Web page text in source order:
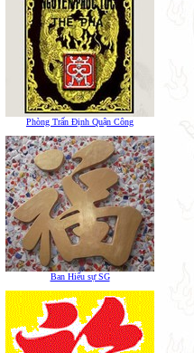
Phòng Trấn Định Quận Công
Ban Hiếu sự SG